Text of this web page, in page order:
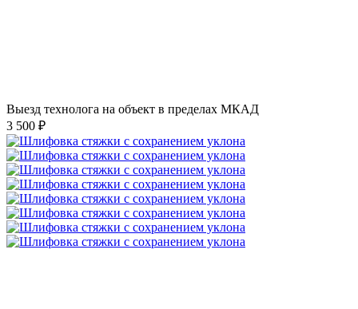
Выезд технолога на объект в пределах МКАД
3 500 ₽